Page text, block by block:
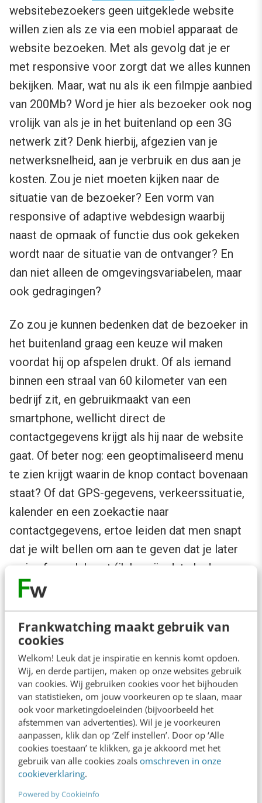
Frankwatching maakt gebruik van
cookies
Welkom! Leuk dat je inspiratie en kennis komt opdoen.
Wij, en derde partijen, maken op onze websites gebruik
van cookies. Wij gebruiken cookies voor het bijhouden
van statistieken, om jouw voorkeuren op te slaan, maar
ook voor marketingdoeleinden (bijvoorbeeld het
afstemmen van advertenties). Wil je je voorkeuren
aanpassen, klik dan op ‘Zelf instellen’. Door op ‘Alle
cookies toestaan’ te klikken, ga je akkoord met het
gebruik van alle cookies zoals omschreven in onze
cookieverklaring.
Powered by CookieInfo
websitebezoekers geen uitgeklede website
willen zien als ze via een mobiel apparaat de
website bezoeken. Met als gevolg dat je er
met responsive voor zorgt dat we alles kunnen
bekijken. Maar, wat nu als ik een filmpje aanbied
van 200Mb? Word je hier als bezoeker ook nog
vrolijk van als je in het buitenland op een 3G
netwerk zit? Denk hierbij, afgezien van je
netwerksnelheid, aan je verbruik en dus aan je
kosten. Zou je niet moeten kijken naar de
situatie van de bezoeker? Een vorm van
responsive of adaptive webdesign waarbij
naast de opmaak of functie dus ook gekeken
wordt naar de situatie van de ontvanger? En
dan niet alleen de omgevingsvariabelen, maar
ook gedragingen?
Zo zou je kunnen bedenken dat de bezoeker in
het buitenland graag een keuze wil maken
voordat hij op afspelen drukt. Of als iemand
binnen een straal van 60 kilometer van een
bedrijf zit, en gebruikmaakt van een
smartphone, wellicht direct de
contactgegevens krijgt als hij naar de website
gaat. Of beter nog: een geoptimaliseerd menu
te zien krijgt waarin de knop contact bovenaan
staat? Of dat GPS-gegevens, verkeerssituatie,
kalender en een zoekactie naar
contactgegevens, ertoe leiden dat men snapt
dat je wilt bellen om aan te geven dat je later
op je afspraak komt (ik begrijp dat als deze
data ongevraagd toegankelijk is, de privacy in
Open data
Naast schermgrootte is er veel meer
informatie over de bezoeker van de website.
Zo kunnen we de locatie bepalen, aan de hand
van de browser zien welk apparaat hij gebruikt,
of de snelheid waarmee de pagina geladen
wordt bepalen. Ook is er veel open data
beschikbaar die gebruikt kan worden, denk